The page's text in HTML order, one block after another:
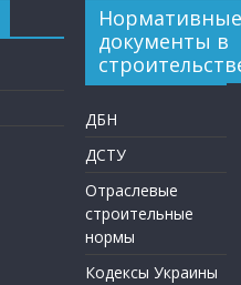
Нормативные
документы в
ДБН
ДСТУ
Отраслевые
строительные
нормы
Кодексы Украины